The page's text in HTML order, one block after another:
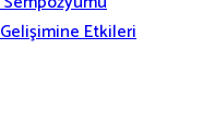
Etkileri